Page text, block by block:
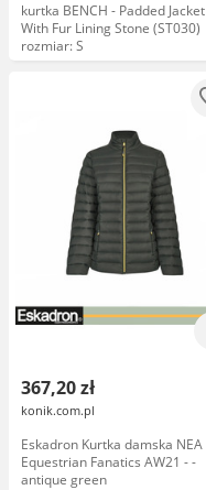
kurtka BENCH - Padded Jacket
With Fur Lining Stone (ST030)
rozmiar: S
367,20 zł
konik.com.pl
Eskadron Kurtka damska NEA
Equestrian Fanatics AW21 - -
antique green